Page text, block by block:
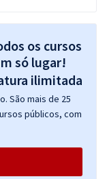
os cursos
só lugar!
São mais de 25
públicos, com